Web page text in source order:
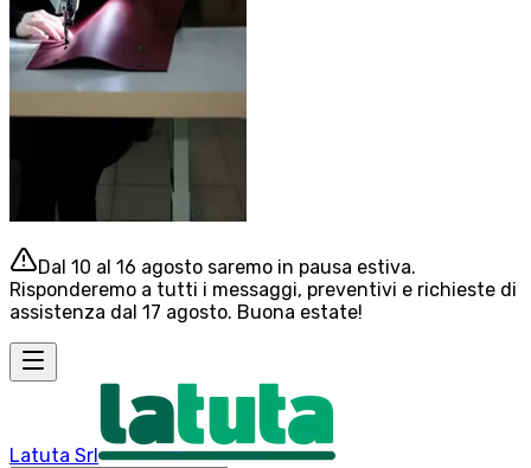
Dal 10 al 16 agosto saremo in pausa estiva.
Risponderemo a tutti i messaggi, preventivi e richieste di
assistenza dal 17 agosto. Buona estate!
Latuta Srl